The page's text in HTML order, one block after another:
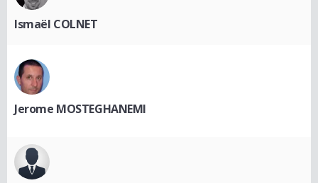
Ismaël COLNET
Jerome MOSTEGHANEMI